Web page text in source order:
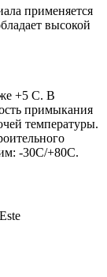
применяется
высокой
+5 С. В
примыкания
температуры.
-30С/+80С.